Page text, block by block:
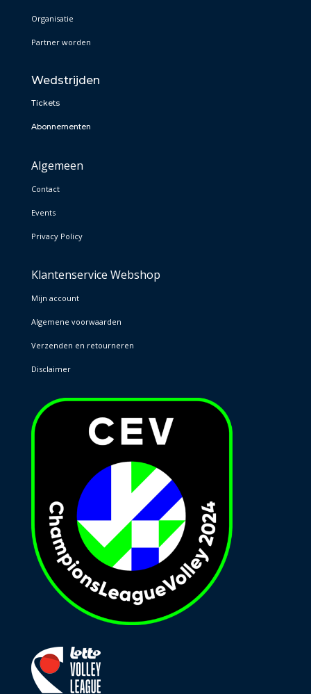
Organisatie
Partner worden
Wedstrijden
Tickets
Abonnementen
Algemeen
Contact
Events
Privacy Policy
Klantenservice Webshop
Mijn account
Algemene voorwaarden
Verzenden en retourneren
Disclaimer